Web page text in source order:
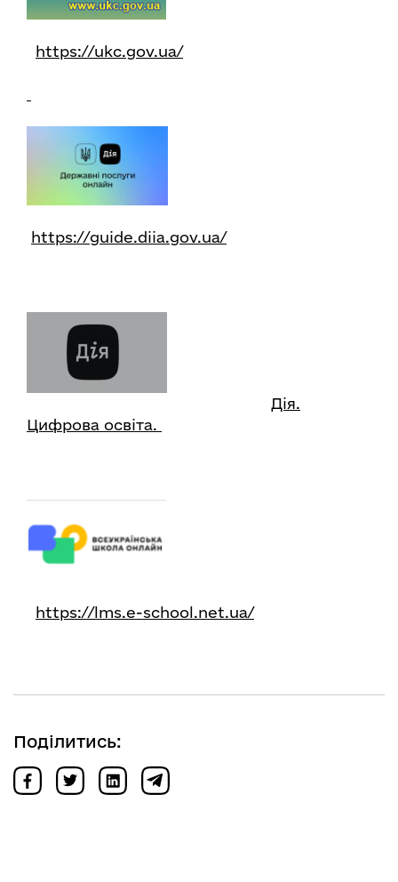
https://ukc.gov.ua/
https://guide.diia.gov.ua/
Дія.
Цифрова освіта.
https://lms.e-school.net.ua/
Поділитись: